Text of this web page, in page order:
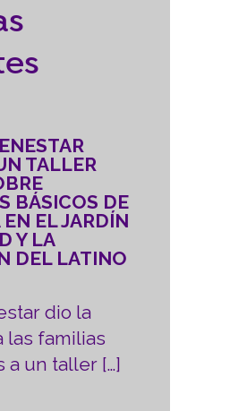
TALLER
BÁSICOS DE
EL JARDÍN
Y LA
DEL LATINO
dio la
las familias
a un taller […]